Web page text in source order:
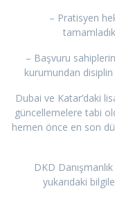
– Pratisyen
– Başvuru
kurumundan disiplin
Dubai ve Katar’daki
güncellemelere tabi
hemen önce en son
DKD
yukarıdaki